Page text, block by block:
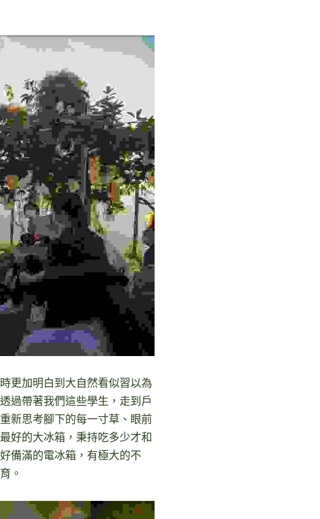
更加明白到大自然看似習以為
過帶著我們這些學生，走到戶
新思考腳下的每一寸草、眼前
好的大冰箱，秉持吃多少才和
備滿的電冰箱，有極大的不
。